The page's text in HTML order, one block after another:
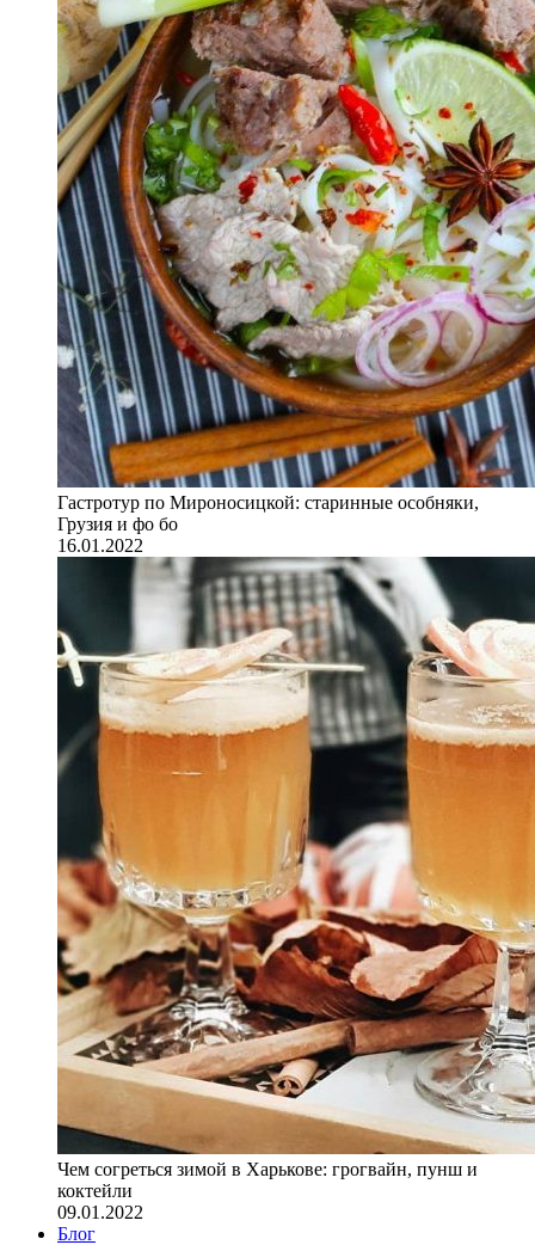
Гастротур по Мироносицкой: старинные особняки,
Грузия и фо бо
16.01.2022
Чем согреться зимой в Харькове: грогвайн, пунш и
коктейли
09.01.2022
Блог